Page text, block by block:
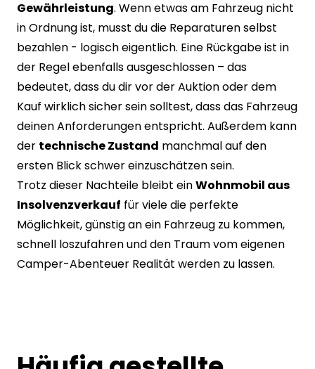
Gewährleistung. Wenn etwas am Fahrzeug nicht
in Ordnung ist, musst du die Reparaturen selbst
bezahlen - logisch eigentlich. Eine Rückgabe ist in
der Regel ebenfalls ausgeschlossen – das
bedeutet, dass du dir vor der Auktion oder dem
Kauf wirklich sicher sein solltest, dass das Fahrzeug
deinen Anforderungen entspricht. Außerdem kann
der technische Zustand manchmal auf den
ersten Blick schwer einzuschätzen sein.
Trotz dieser Nachteile bleibt einWohnmobil aus
Insolvenzverkauf für viele die perfekte
Möglichkeit, günstig an ein Fahrzeug zu kommen,
schnell loszufahren und den Traum vom eigenen
Camper-Abenteuer Realität werden zu lassen.